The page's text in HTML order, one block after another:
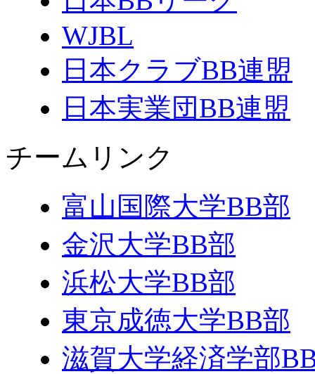
WJBL
日本クラブBB連盟
日本実業団BB連盟
チームリンク
富山国際大学BB部
金沢大学BB部
浜松大学BB部
東京成徳大学BB部
滋賀大学経済学部